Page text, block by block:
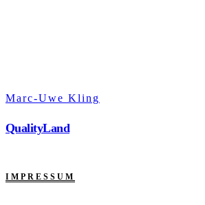
Marc-Uwe Kling
QualityLand
IMPRESSUM